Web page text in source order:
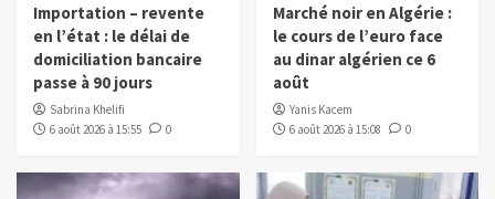
Importation – revente
en l’état : le délai de
domiciliation bancaire
passe à 90 jours
Sabrina Khelifi
6 août 2026 à 15:55
0
Marché noir en Algérie :
le cours de l’euro face
au dinar algérien ce 6
août
Yanis Kacem
6 août 2026 à 15:08
0